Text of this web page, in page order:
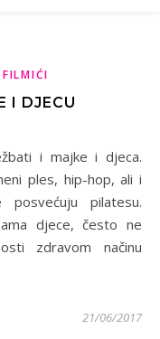
I DJECU
ples, hip-hop, ali i
pilatesu.
djece, često ne
zdravom načinu
21/06/2017